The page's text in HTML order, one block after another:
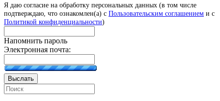
Я даю согласие на обработку персональных данных (в том числе
подтверждаю, что ознакомлен(а) с Пользовательским соглашением и с
Политикой конфиденциальности)
Напомнить пароль
Электронная почта:
Выслать